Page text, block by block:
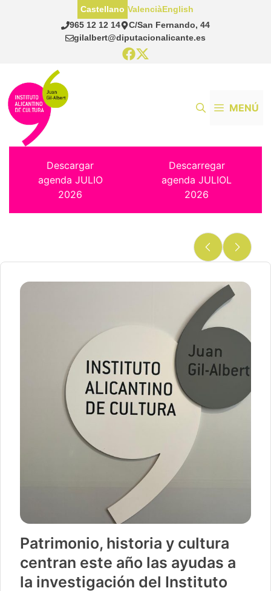
965 12 12 14
C/San Fernando, 44
gilalbert@diputacionalicante.es
Castellano ValenciàEnglish
MENÚ
Descargar
agenda JULIO
2026
Descarregar
agenda JULIOL
2026
Patrimonio, historia y cultura
centran este año las ayudas a
la investigación del Instituto